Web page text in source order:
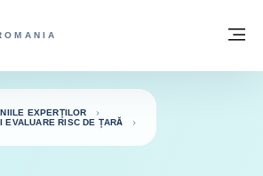
FOR TRADE - WEBSITE GRUP
EXPERȚILOR
EVALUARE RISC DE ȚARĂ